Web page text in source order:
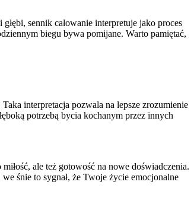
sennik całowanie interpretuje jako proces
biegu bywa pomijane. Warto pamiętać,
interpretacja pozwala na lepsze zrozumienie
potrzebą bycia kochanym przez innych
ale też gotowość na nowe doświadczenia.
śnie to sygnał, że Twoje życie emocjonalne